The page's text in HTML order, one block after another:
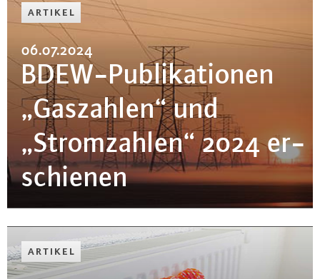
ARTIKEL
06.07.2024
BDEW-Pu­bli­ka­tio­nen
„Gaszahlen“ und
„Strom­zah­len“ 2024 er­
schie­nen
ARTIKEL